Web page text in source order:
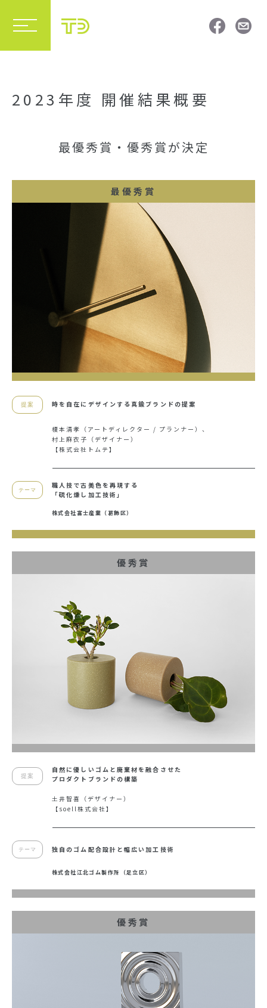
2023年度 開催結果概要
最優秀賞・優秀賞が決定
最優秀賞
提案 時を自在にデザインする真鍮ブランドの提案
榎本清孝（アートディレクター / プランナー）、
村上麻衣子（デザイナー）
【株式会社トムテ】
テーマ
職人技で古美色を再現する
「硫化燻し加工技術」
株式会社富士産業（葛飾区）
優秀賞
提案
自然に優しいゴムと廃棄材を融合させた
プロダクトブランドの構築
土井智喜（デザイナー）
【soell株式会社】
テーマ 独自のゴム配合設計と幅広い加工技術
株式会社江北ゴム製作所（足立区）
優秀賞